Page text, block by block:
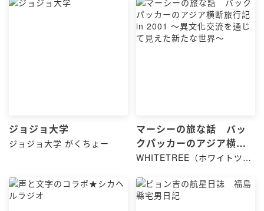
ジョジョ大学
ジョジョ大学 がくちょー
マーシーの旅な話 バッ
クパッカーのアジア横断
旅行記 in 2001 〜異文化
な世界〜
WHITETREE（ホワイトツリ